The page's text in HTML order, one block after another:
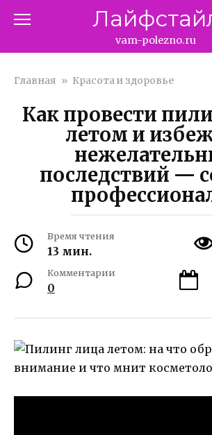
vam-polezno.ru
Главная » Красота и здоровье
Как провести
летом и
последствий —
Время чтения
13 мин.
Комментарии
0